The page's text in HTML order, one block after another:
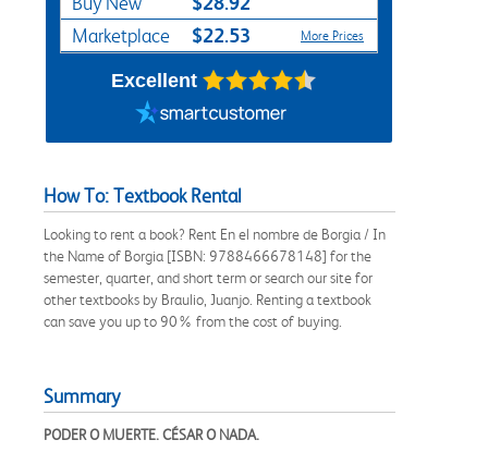
Marketplace $22.53 More Prices
Excellent
How To: Textbook Rental
Looking to rent a book? Rent En el nombre de Borgia / In
the Name of Borgia [ISBN: 9788466678148] for the
semester, quarter, and short term or search our site for
other textbooks by Braulio, Juanjo. Renting a textbook
can save you up to 90% from the cost of buying.
Summary
PODER O MUERTE. CÉSAR O NADA.